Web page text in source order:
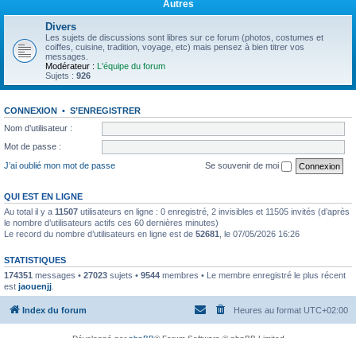
Autres
Divers
Les sujets de discussions sont libres sur ce forum (photos, costumes et
coiffes, cuisine, tradition, voyage, etc) mais pensez à bien titrer vos
messages.
Modérateur : L'équipe du forum
Sujets : 926
CONNEXION • S’ENREGISTRER
Nom d’utilisateur :
Mot de passe :
J’ai oublié mon mot de passe
Se souvenir de moi
QUI EST EN LIGNE
Au total il y a 11507 utilisateurs en ligne : 0 enregistré, 2 invisibles et 11505 invités (d’après
le nombre d’utilisateurs actifs ces 60 dernières minutes)
Le record du nombre d’utilisateurs en ligne est de 52681 , le 07/05/2026 16:26
STATISTIQUES
174351 messages • 27023 sujets • 9544 membres • Le membre enregistré le plus récent
est jaouenjj
Index du forum Heures au format UTC+02:00